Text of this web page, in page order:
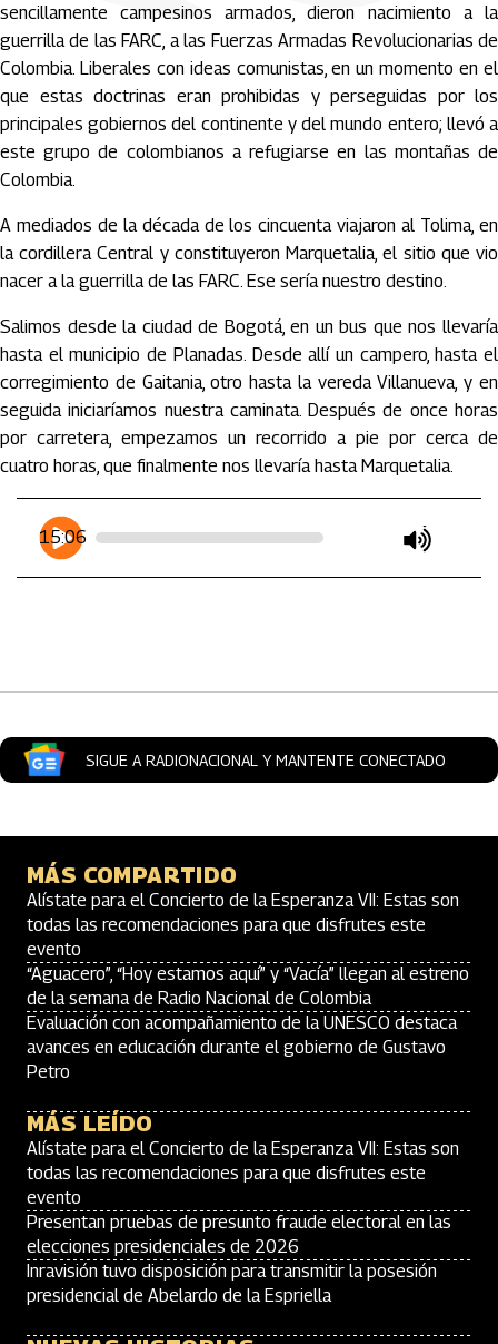
sencillamente campesinos armados, dieron nacimiento a la
guerrilla de las FARC, a las Fuerzas Armadas Revolucionarias de
Colombia. Liberales con ideas comunistas, en un momento en el
que estas doctrinas eran prohibidas y perseguidas por los
principales gobiernos del continente y del mundo entero; llevó a
este grupo de colombianos a refugiarse en las montañas de
Colombia.
A mediados de la década de los cincuenta viajaron al Tolima, en
la cordillera Central y constituyeron Marquetalia, el sitio que vio
nacer a la guerrilla de las FARC. Ese sería nuestro destino.
Salimos desde la ciudad de Bogotá, en un bus que nos llevaría
hasta el municipio de Planadas. Desde allí un campero, hasta el
corregimiento de Gaitania, otro hasta la vereda Villanueva, y en
seguida iniciaríamos nuestra caminata. Después de once horas
por carretera, empezamos un recorrido a pie por cerca de
cuatro horas, que finalmente nos llevaría hasta Marquetalia.
Player Articulos
play
mute
15:06
SIGUE A RADIONACIONAL Y MANTENTE CONECTADO
MÁS COMPARTIDO
Alístate para el Concierto de la Esperanza VII: Estas son
todas las recomendaciones para que disfrutes este
evento
“Aguacero”, “Hoy estamos aquí” y “Vacía” llegan al estreno
de la semana de Radio Nacional de Colombia
Evaluación con acompañamiento de la UNESCO destaca
avances en educación durante el gobierno de Gustavo
Petro
MÁS LEÍDO
Alístate para el Concierto de la Esperanza VII: Estas son
todas las recomendaciones para que disfrutes este
evento
Presentan pruebas de presunto fraude electoral en las
elecciones presidenciales de 2026
Inravisión tuvo disposición para transmitir la posesión
presidencial de Abelardo de la Espriella